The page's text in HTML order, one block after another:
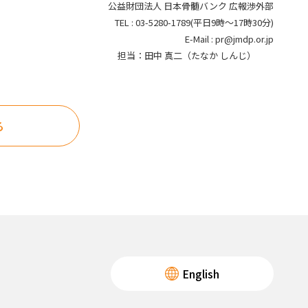
公益財団法人 日本骨髄バンク 広報渉外部
TEL : 03-5280-1789(平日9時～17時30分)
E-Mail : pr@jmdp.or.jp
担当：田中 真二（たなか しんじ）
English